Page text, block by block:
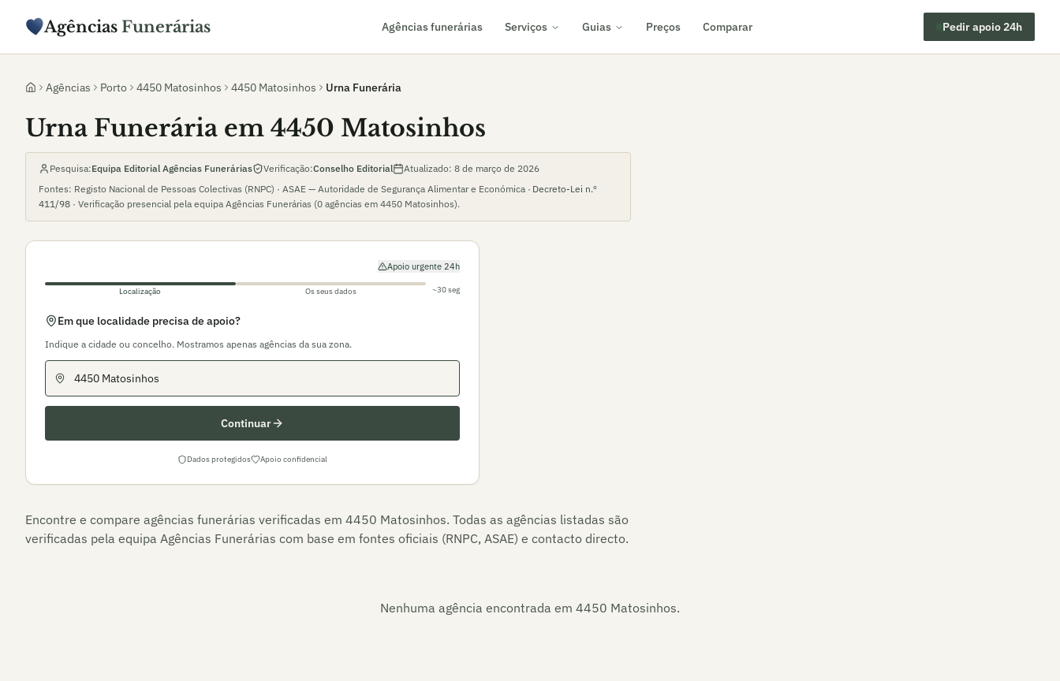
Agências Funerárias Agências funerárias Serviços Guias Preços Comparar Pedir apoio 24h
Agências Porto 4450 Matosinhos 4450 Matosinhos Urna Funerária
Urna Funerária em 4450 Matosinhos
Pesquisa:Equipa Editorial Agências Funerárias Verificação:Conselho Editorial Atualizado: 8 de março de 2026
Fontes: Registo Nacional de Pessoas Colectivas (RNPC) · ASAE — Autoridade de Segurança Alimentar e Económica · Decreto-Lei n.º
411/98 · Verificação presencial pela equipa Agências Funerárias (0 agências em 4450 Matosinhos).
Apoio urgente 24h
Localização Os seus dados ~30 seg
Em que localidade precisa de apoio?
Indique a cidade ou concelho. Mostramos apenas agências da sua zona.
Continuar
Dados protegidos Apoio confidencial
Encontre e compare agências funerárias verificadas em 4450 Matosinhos. Todas as agências listadas são
verificadas pela equipa Agências Funerárias com base em fontes oficiais (RNPC, ASAE) e contacto directo.
Nenhuma agência encontrada em 4450 Matosinhos.